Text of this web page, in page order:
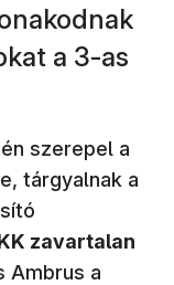
a 3-as
szerepel a
tárgyalnak a
zavartalan
Ambrus a